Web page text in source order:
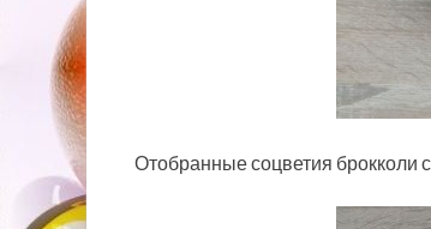
Отобранные соцветия брокколи